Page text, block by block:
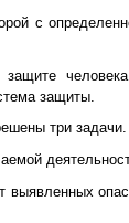
с
защиты.
три задачи.